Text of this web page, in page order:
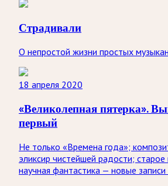
Страдивали
О непростой жизни простых
18 апреля 2020
«Великолепная пятерка».
первый
Не только «Времена года»;
эликсир чистейшей радости;
научная фантастика — новые